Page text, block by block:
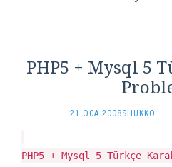
PHP5 + Mysql 5
21 OCA 2008SHUKKO ·
PHP5 + Mysql 5 Türkçe